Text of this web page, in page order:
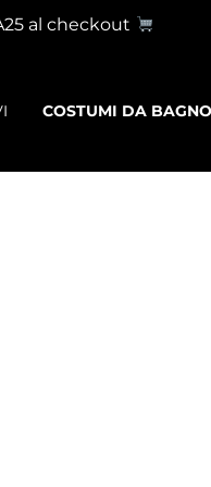
al checkout
COSTUMI DA BAGNO